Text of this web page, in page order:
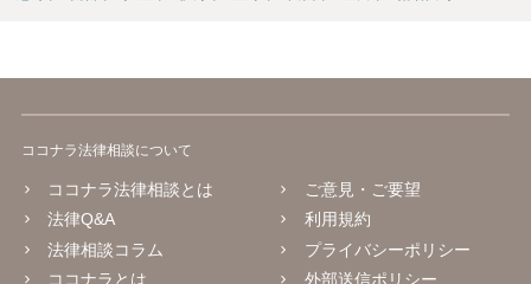
ココナラ法律相談について
ココナラ法律相談とは
法律Q&A
法律相談コラム
ココナラとは
ご意見・ご要望
利用規約
プライバシーポリシー
外部送信ポリシー